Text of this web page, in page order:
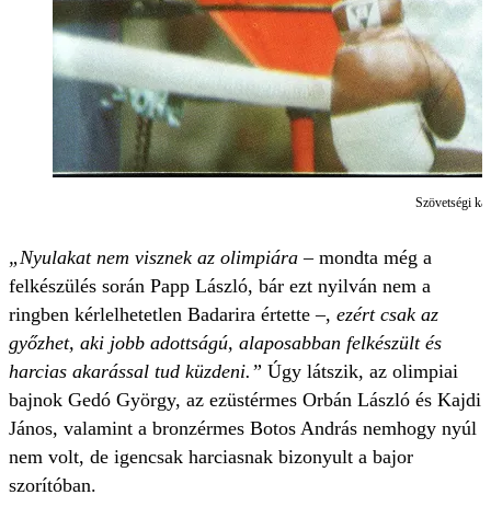
Szövetségi
„Nyulakat nem visznek az olimpiára– mondta még a
felkészülés során Papp László, bár ezt nyilván nem a
ringben kérlelhetetlen Badarira értette –, ezért csak az
győzhet, aki jobb adottságú, alaposabban felkészült és
harcias akarással tud küzdeni.” Úgy látszik, az olimpiai
bajnok Gedó György, az ezüstérmes Orbán László és Kajdi
János, valamint a bronzérmes Botos András nemhogy nyúl
nem volt, de igencsak harciasnak bizonyult a bajor
szorítóban.